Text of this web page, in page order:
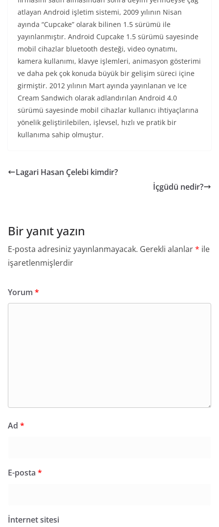
atlayan Android işletim sistemi, 2009 yılının Nisan
ayında “Cupcake” olarak bilinen 1.5 sürümü ile
yayınlanmıştır. Android Cupcake 1.5 sürümü sayesinde
mobil cihazlar bluetooth desteği, video oynatımı,
kamera kullanımı, klavye işlemleri, animasyon gösterimi
ve daha pek çok konuda büyük bir gelişim süreci içine
girmiştir. 2012 yılının Mart ayında yayınlanan ve Ice
Cream Sandwich olarak adlandırılan Android 4.0
sürümü sayesinde mobil cihazlar kullanıcı ihtiyaçlarına
yönelik geliştirilebilen, işlevsel, hızlı ve pratik bir
kullanıma sahip olmuştur.
Lagari Hasan Çelebi kimdir?
İçgüdü nedir?
Bir yanıt yazın
E-posta adresiniz yayınlanmayacak. Gerekli alanlar* ile
işaretlenmişlerdir
Yorum *
Ad *
E-posta *
İnternet sitesi